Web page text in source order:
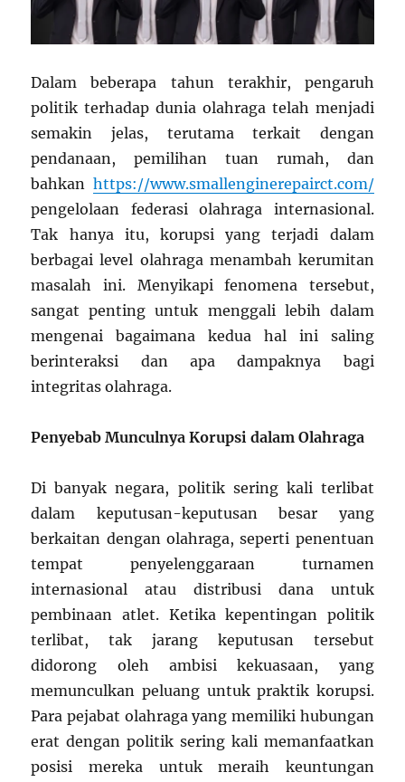
Dalam beberapa tahun terakhir, pengaruh
politik terhadap dunia olahraga telah menjadi
semakin jelas, terutama terkait dengan
pendanaan, pemilihan tuan rumah, dan
bahkan https://www.smallenginerepairct.com/
pengelolaan federasi olahraga internasional.
Tak hanya itu, korupsi yang terjadi dalam
berbagai level olahraga menambah kerumitan
masalah ini. Menyikapi fenomena tersebut,
sangat penting untuk menggali lebih dalam
mengenai bagaimana kedua hal ini saling
berinteraksi dan apa dampaknya bagi
integritas olahraga.
Penyebab Munculnya Korupsi dalam Olahraga
Di banyak negara, politik sering kali terlibat
dalam keputusan-keputusan besar yang
berkaitan dengan olahraga, seperti penentuan
tempat penyelenggaraan turnamen
internasional atau distribusi dana untuk
pembinaan atlet. Ketika kepentingan politik
terlibat, tak jarang keputusan tersebut
didorong oleh ambisi kekuasaan, yang
memunculkan peluang untuk praktik korupsi.
Para pejabat olahraga yang memiliki hubungan
erat dengan politik sering kali memanfaatkan
posisi mereka untuk meraih keuntungan